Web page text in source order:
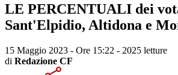
LE PERCENTUALI dei
Sant'Elpidio, Altidona e
15 Maggio 2023 - Ore 15:22 - 2025 letture
di Redazione CF